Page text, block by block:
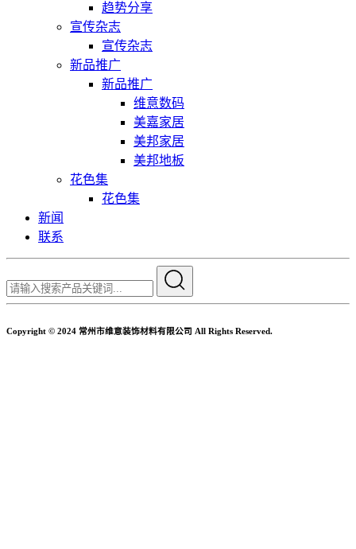
趋势分享
宣传杂志
宣传杂志
新品推广
新品推广
维意数码
美嘉家居
美邦家居
美邦地板
花色集
花色集
新闻
联系
Copyright © 2024 常州市维意装饰材料有限公司 All Rights Reserved.